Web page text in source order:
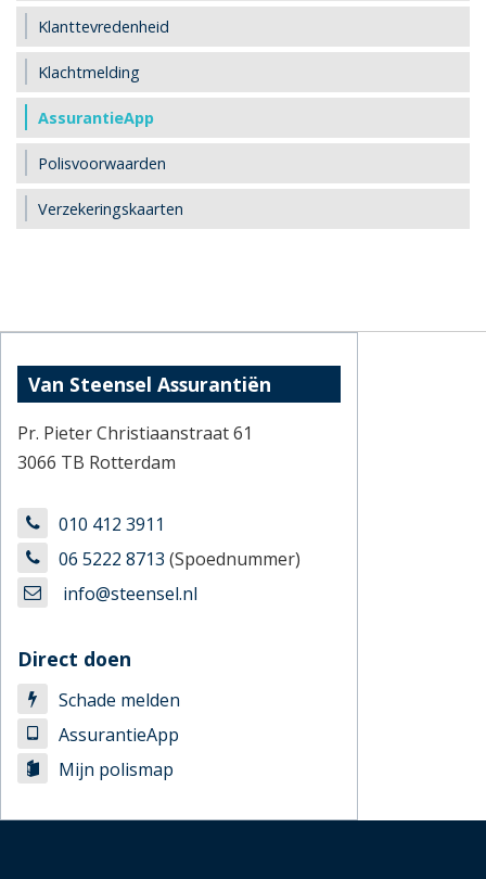
Klanttevredenheid
Klachtmelding
AssurantieApp
Polisvoorwaarden
Verzekeringskaarten
Van Steensel Assurantiën
Pr. Pieter Christiaanstraat 61
3066 TB Rotterdam
010 412 3911
06 5222 8713 (Spoednummer)
info@steensel.nl
Direct doen
Schade melden
AssurantieApp
Mijn polismap